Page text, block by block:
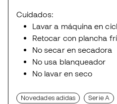
Cuidados:
Lavar a máquina en
Retocar con plancha
No secar en secadora
No usa blanqueador
No lavar en seco
Novedades adidas Serie A